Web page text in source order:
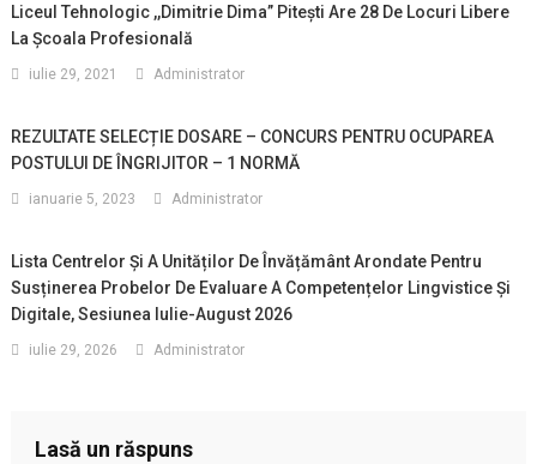
Liceul Tehnologic ,,Dimitrie Dima” Pitești Are 28 De Locuri Libere
La Școala Profesională
iulie 29, 2021 Administrator
REZULTATE SELECȚIE DOSARE – CONCURS PENTRU OCUPAREA
POSTULUI DE ÎNGRIJITOR – 1 NORMĂ
ianuarie 5, 2023 Administrator
Lista Centrelor Şi A Unităților De Învățământ Arondate Pentru
Susținerea Probelor De Evaluare A Competențelor Lingvistice Și
Digitale, Sesiunea Iulie-August 2026
iulie 29, 2026 Administrator
Lasă un răspuns